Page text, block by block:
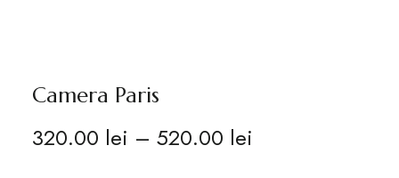
Camera Paris
320.00 lei – 520.00 lei